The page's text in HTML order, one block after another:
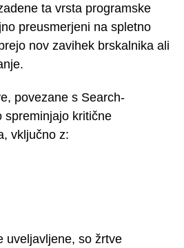
ta vrsta programske
preusmerjeni na spletno
nov zavihek brskalnika ali
povezane s Search-
spreminjajo kritične
vključno z:
uveljavljene, so žrtve